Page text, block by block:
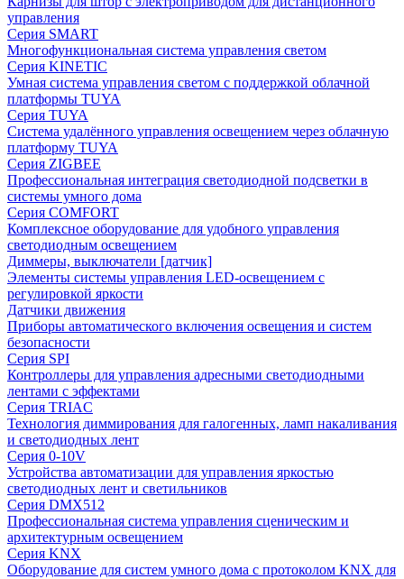
управления
Серия SMART
Многофункциональная система управления светом
Серия KINETIC
Умная система управления светом с поддержкой облачной
платформы TUYA
Серия TUYA
Система удалённого управления освещением через облачную
платформу TUYA
Серия ZIGBEE
Профессиональная интеграция светодиодной подсветки в
системы умного дома
Серия COMFORT
Комплексное оборудование для удобного управления
светодиодным освещением
Диммеры, выключатели [датчик]
Элементы системы управления LED-освещением с
регулировкой яркости
Датчики движения
Приборы автоматического включения освещения и систем
безопасности
Серия SPI
Контроллеры для управления адресными светодиодными
лентами с эффектами
Серия TRIAC
Технология диммирования для галогенных, ламп накаливания
и светодиодных лент
Серия 0-10V
Устройства автоматизации для управления яркостью
светодиодных лент и светильников
Серия DMX512
Профессиональная система управления сценическим и
архитектурным освещением
Серия KNX
Оборудование для систем умного дома с протоколом KNX для